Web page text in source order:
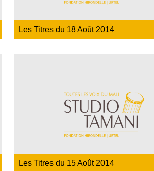
Les Titres du 18 Août 2014
Les Titres du 15 Août 2014